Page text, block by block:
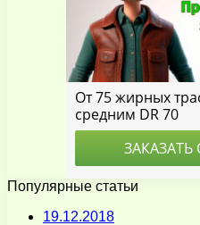
Популярные статьи
19.12.2018